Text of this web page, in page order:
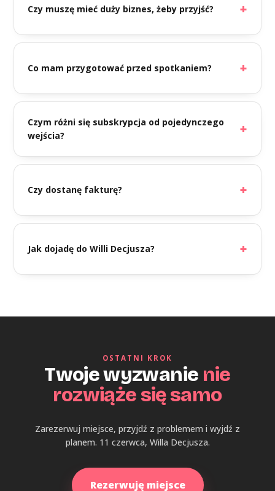
Czy muszę mieć duży biznes, żeby przyjść?
Co mam przygotować przed spotkaniem?
Czym różni się subskrypcja od pojedynczego
wejścia?
Czy dostanę fakturę?
Jak dojadę do Willi Decjusza?
OSTATNI KROK
Twoje wyzwanie nie
rozwiąże się samo
Zarezerwuj miejsce, przyjdź z problemem i wyjdź z
planem. 11 czerwca, Willa Decjusza.
Rezerwuję miejsce